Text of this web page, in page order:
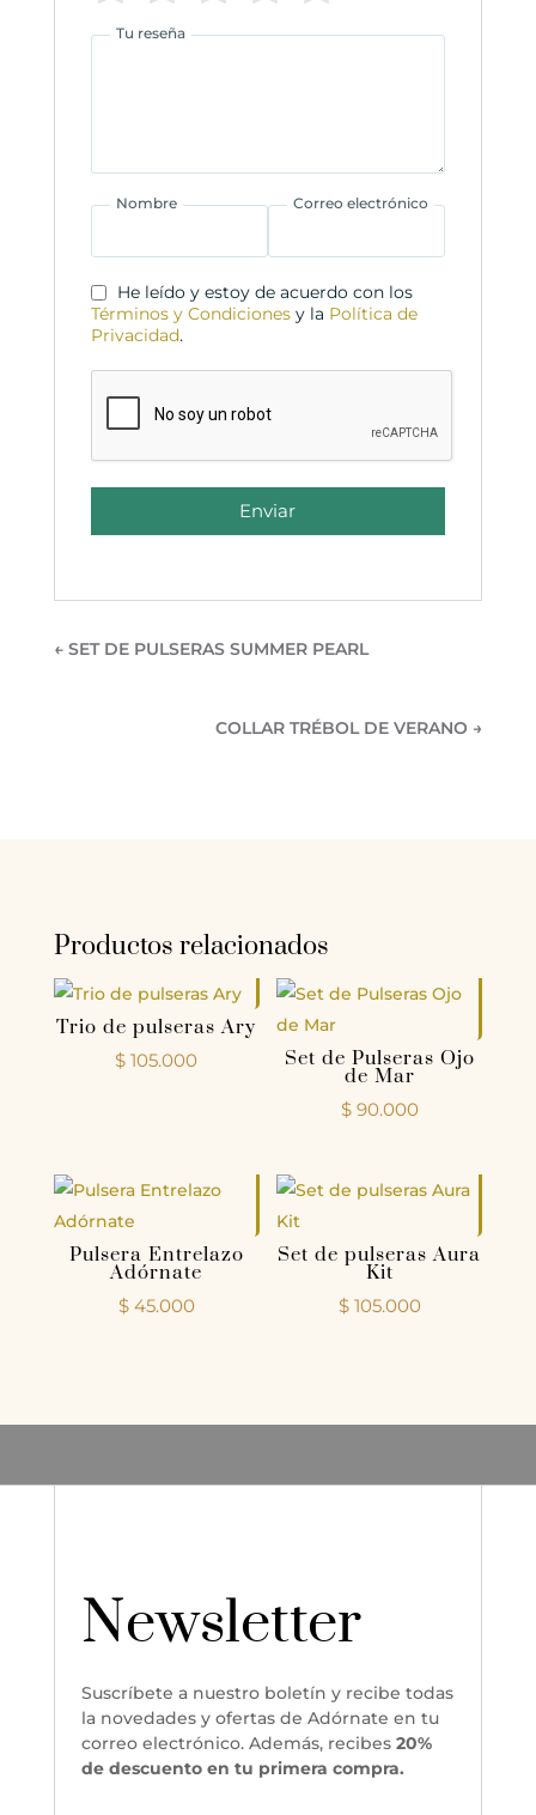
Tu reseña
Nombre Correo electrónico
He leído y estoy de acuerdo con los
Términos y Condicionesy la Política de
Privacidad.
Enviar
← SET DE PULSERAS SUMMER PEARL
COLLAR TRÉBOL DE VERANO →
Productos relacionados
Trio de pulseras Ary
$ 105.000 Set de Pulseras Ojo
de Mar
$90.000
Pulsera Entrelazo
Adórnate
$45.000
Set de pulseras Aura
Kit
$105.000
Newsletter
Suscríbete a nuestro boletín y recibe todas
la novedades y ofertas de Adórnate en tu
correo electrónico. Además, recibes 20%
de descuento en tu primera compra.